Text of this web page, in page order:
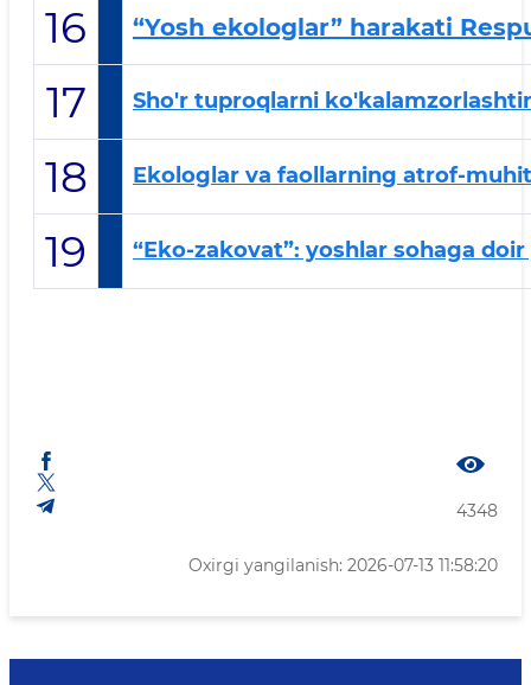
16 “Yosh ekologlar” harakati
17 Sho'r tuproqlarni
18 Ekologlar va faollarning atrof-
19 “Eko-zakovat”: yoshlar sohaga
4348
Oxirgi yangilanish: 2026-07-13 11:58:20